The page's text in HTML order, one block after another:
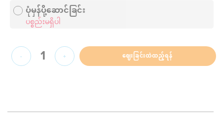
ပုံမှန်ပို့ဆောင်ခြင်း
ပစ္စည်းမရှိပါ
- 1 + ဈေးခြင်းထဲထည့်ရန်